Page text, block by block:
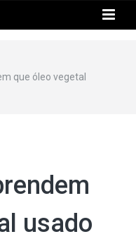
que óleo vegetal
usado